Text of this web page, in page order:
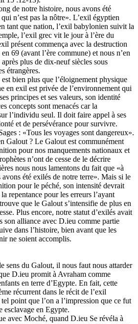
de notre histoire, nous avons été
n’est pas la nôtre». L’exil égyptien
tant que nation, l’exil babylonien suivit la
l’exil grec vit le jour à l’ère du
présent commença avec la destruction
69 (avant l’ère commune) et nous n’en
plus de dix-neuf siècles sous
étrangères.
bien plus que l’éloignement physique
en exil est privée de l’environnement qui
principes et ses valeurs, son identité
concepts sont menacés car la
l’individu seul. Il doit faire appel à ses
et de persévérance pour survivre.
: «Tous les voyages sont dangereux».
Galout ? Le Galout est communément
pour nos manquements nationaux et
n’ont de cesse de le décrire
nous nous lamentons du fait que «à
avons été exilés de notre terre». Mais si le
pour le péché, son intensité devrait
repentance pour les erreurs l’ayant
que le Galout s’intensifie de plus en
Plus encore, notre statut d’exilés avait
son alliance avec D.ieu comme partie
dans l’histoire, bien avant que les
ne soient accomplis.
sens du Galout, il nous faut nous attarder
D.ieu promit à Avraham comme
en terre d’Egypte. En fait, cette
récurrent dans le récit de l’exil
point que l’on a l’impression que ce fut
esclavage en Egypte.
avec Moché, quand D.ieu Se révéla à